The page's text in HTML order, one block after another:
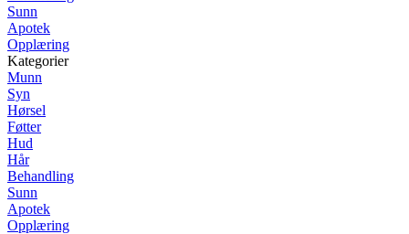
Sunn
Apotek
Opplæring
Kategorier
Munn
Syn
Hørsel
Føtter
Hud
Hår
Behandling
Sunn
Apotek
Opplæring